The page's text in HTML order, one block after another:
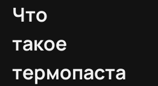
Что
такое
термопаста